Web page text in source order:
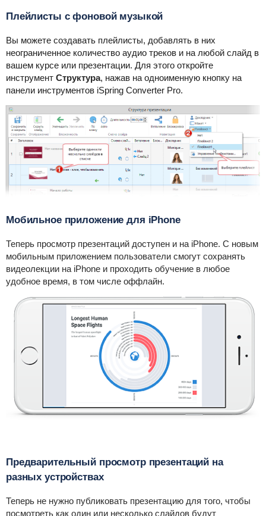
Плейлисты с фоновой музыкой
Вы можете создавать плейлисты, добавлять в них
неограниченное количество аудио треков и на любой слайд в
вашем курсе или презентации. Для этого откройте
инструмент Структура, нажав на одноименную кнопку на
панели инструментов iSpring Converter Pro.
Мобильное приложение для iPhone
Теперь просмотр презентаций доступен и на iPhone. С новым
мобильным приложением пользователи смогут сохранять
видеолекции на iPhone и проходить обучение в любое
удобное время, в том числе оффлайн.
Предварительный просмотр презентаций на
разных устройствах
Теперь не нужно публиковать презентацию для того, чтобы
посмотреть как один или несколько слайдов будут